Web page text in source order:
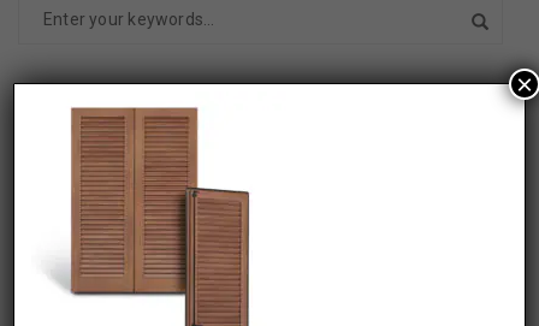
COMMENTI RECENTI
ARCHIVI
CATEGORIE
Nessuna categoria
×